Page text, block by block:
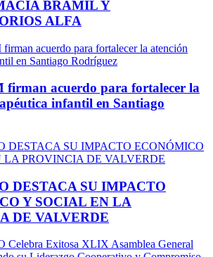
BRAMIL Y
ALFA
firman acuerdo para fortalecer la
infantil en Santiago
DESTACA SU IMPACTO
Y SOCIAL EN LA
DE VALVERDE